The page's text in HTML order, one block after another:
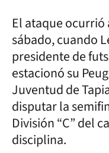
El ataque ocurrió
sábado, cuando
presidente de
estacionó su
Juventud de
disputar la
División “C” del
disciplina.